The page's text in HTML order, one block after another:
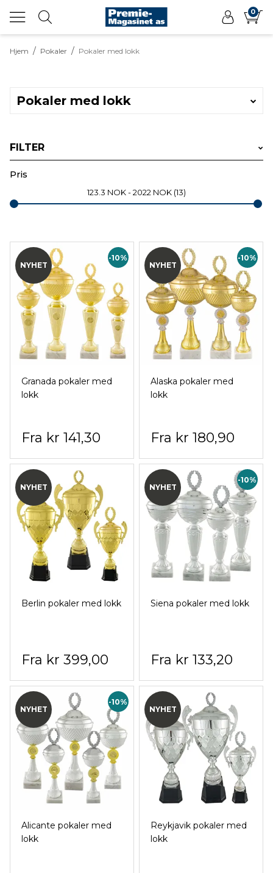
0
/
Hjem /
Pokaler Pokaler med lokk
Pokaler med lokk
FILTER
Velg produkttype
Velg sportsgren
Pris
123.3 NOK 2022 NOK 13
NYHET
Granada pokaler med
lokk
-10%
kr 141,30
NYHET
Alaska pokaler med
lokk
-10%
kr 180,90
NYHET
Berlin pokaler med lokk
kr 399,00
NYHET
Siena pokaler med lokk
-10%
kr 133,20
NYHET
Alicante pokaler med
lokk
-10%
NYHET
Reykjavik pokaler med
lokk